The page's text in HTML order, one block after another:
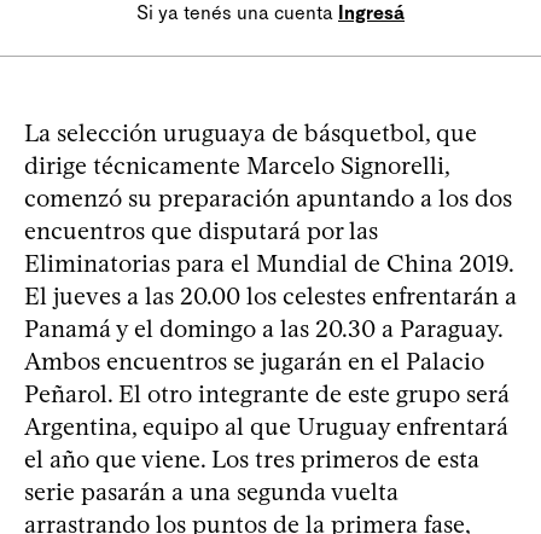
Si ya tenés una cuenta Ingresá
La selección uruguaya de básquetbol, que
dirige técnicamente Marcelo Signorelli,
comenzó su preparación apuntando a los dos
encuentros que disputará por las
Eliminatorias para el Mundial de China 2019.
El jueves a las 20.00 los celestes enfrentarán a
Panamá y el domingo a las 20.30 a Paraguay.
Ambos encuentros se jugarán en el Palacio
Peñarol. El otro integrante de este grupo será
Argentina, equipo al que Uruguay enfrentará
el año que viene. Los tres primeros de esta
serie pasarán a una segunda vuelta
arrastrando los puntos de la primera fase,